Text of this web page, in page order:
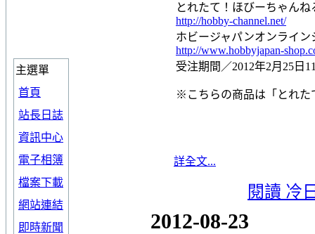
主選單
首頁
站長日誌
資訊中心
電子相簿
檔案下載
網站連結
即時新聞
とれたて！ほびーちゃん
http://hobby-channel.net/
ホビージャパンオンライ
http://www.hobbyjapan-
受注期間／2012年2月25日
※こちらの商品は「とれた
詳全文...
閱讀 冷
2012-08-23